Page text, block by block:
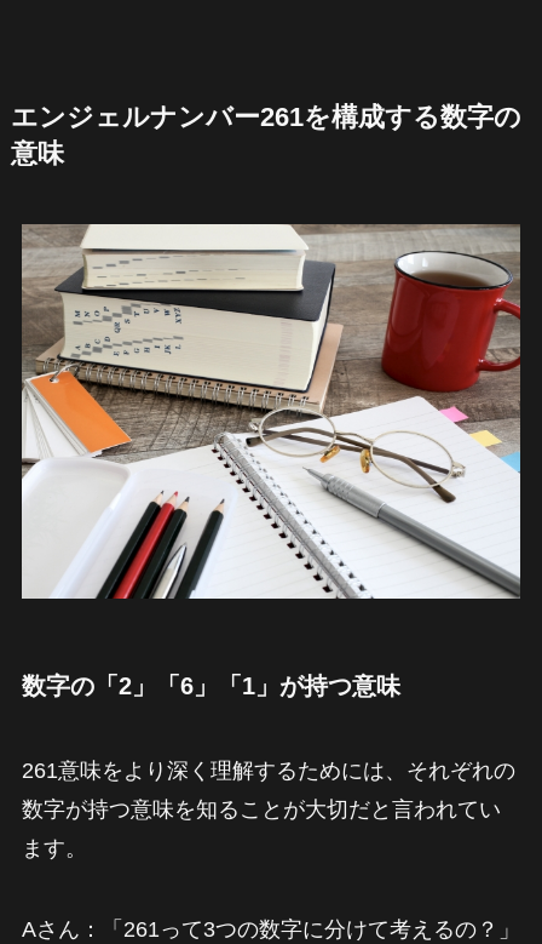
エンジェルナンバー261を構成する数字の
意味
数字の「2」「6」「1」が持つ意味
261意味をより深く理解するためには、それぞれの
数字が持つ意味を知ることが大切だと言われてい
ます。
Aさん：「261って3つの数字に分けて考えるの？」